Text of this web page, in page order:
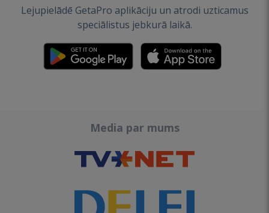
Lejupielādē GetaPro aplikāciju un atrodi uzticamus
speciālistus jebkurā laikā.
Media par mums